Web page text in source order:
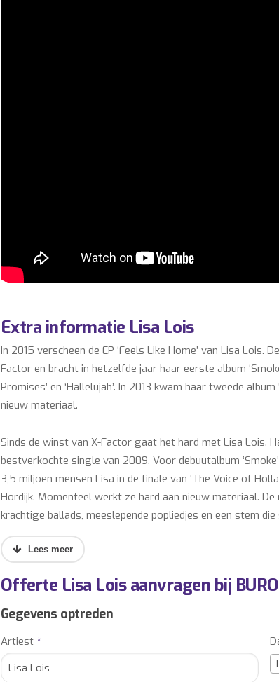
Extra informatie Lisa Lois
In 2015 verscheen de EP ‘Feels Like Home’ van Lisa
Factor en bracht in hetzelfde jaar haar eerste album
Promises’ en ‘Hallelujah’. In 2013 kwam haar tweede
nieuw materiaal.
Sinds de winst van X-Factor gaat het hard met Lisa Lois.
bestverkochte single van 2009. Voor debuutalbum
3,5 miljoen mensen Lisa in de finale van ‘The Voice of
Hordijk. Momenteel werkt ze hard aan nieuw materiaal.
krachtige ballads, meeslepende popliedjes en een stem
Lisa Lois boeken? Informeer vrijblijvend naar de
Wilt u extra boekingsinformatie ontvangen over het
met ons op.
Onze accountmanagers informeren u graag, gratis en
overige kosten om een optreden mogelijk te maken (o.a.
BURO2010 is het directe en officiële boekingskantoor voor
Offerte Lisa Lois aanvragen bij
Gegevens optreden
Artiest *